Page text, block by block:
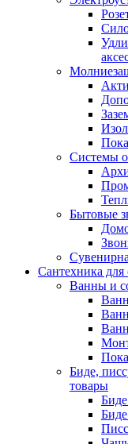
Системы
Бытовые
Сантехника для
Ванны и
Биде,
товары